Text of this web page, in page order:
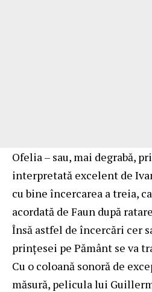
Ofelia – sau, mai degrabă,
interpretată excelent de
cu bine încercarea a treia,
acordată de Faun după
Însă astfel de încercări cer
prințesei pe Pământ se va
Cu o coloană sonoră de
măsură, pelicula lui